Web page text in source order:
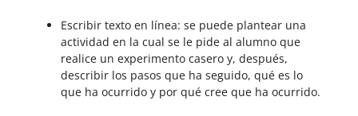
Escribir texto en línea: sepuede plantear una
actividad en la cual se le pide al alumno que
realice un experimento casero y, después,
describir los pasos que ha seguido, qué es lo
que ha ocurrido y por qué cree que ha ocurrido.